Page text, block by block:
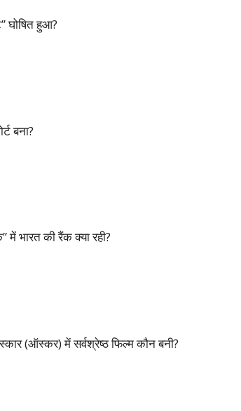
घोषित हुआ?
बना?
में भारत की रैंक क्या रही?
(ऑस्कर) में सर्वश्रेष्ठ फिल्म कौन बनी?